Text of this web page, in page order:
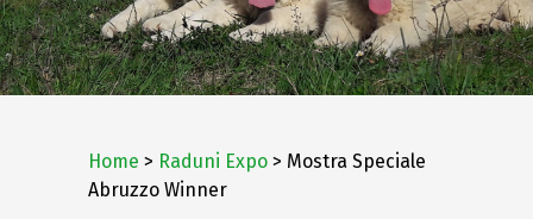
Home > Raduni Expo > Mostra Speciale
Abruzzo Winner